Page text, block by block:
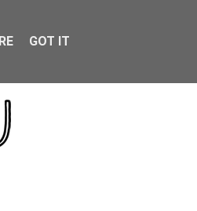
GOT IT